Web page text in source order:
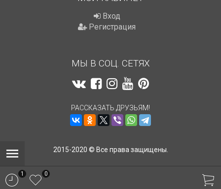
Вход
Регистрация
МЫ В СОЦ. СЕТЯХ
РАССКАЗАТЬ ДРУЗЬЯМ!
2015-2020 © Все права защищены.
1 0